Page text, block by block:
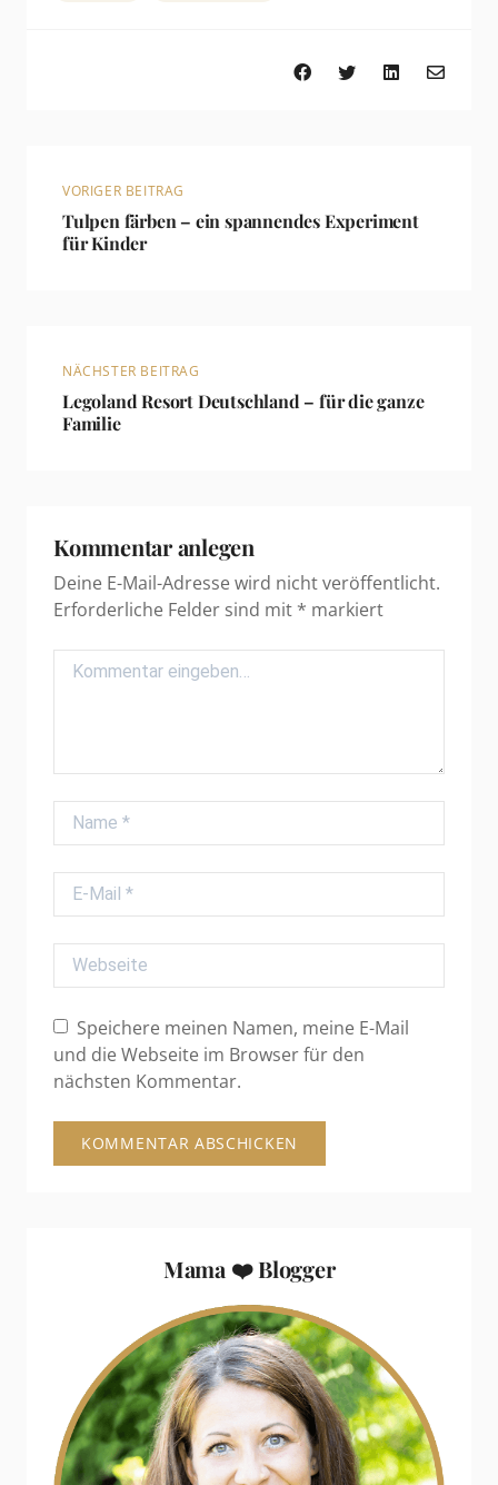
VORIGER BEITRAG
Tulpen färben – ein spannendes Experiment
für Kinder
NÄCHSTER BEITRAG
Legoland Resort Deutschland – für die ganze
Familie
Kommentar anlegen
Deine E-Mail-Adresse wird nicht veröffentlicht.
Erforderliche Felder sind mit * markiert
Comment
Name
E-Mail
Webseite
Speichere meinen Namen, meine E-Mail
und die Webseite im Browser für den
nächsten Kommentar.
Mama ❤️ Blogger